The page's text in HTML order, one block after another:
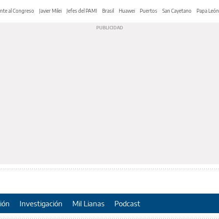
al Congreso Javier Milei Jefes del PAMI Brasil Huawei Puertos San Cayetano Papa
Investigación Mil Lianas Podcast